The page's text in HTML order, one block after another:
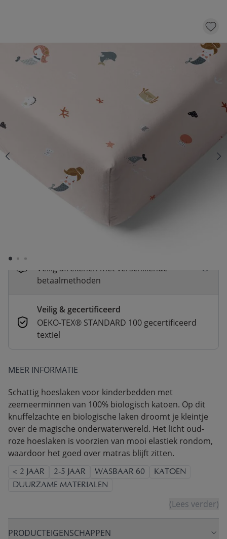
PEUTERBED HOESLAKEN 70X140 CM
KLIK EN BESTEL
Op voorraad
Veilig afrekenen met verschillende
betaalmethoden
Veilig & gecertificeerd
OEKO-TEX® STANDARD 100 gecertificeerd
textiel
MEER INFORMATIE
Schattig hoeslaken voor kinderbedden met
zeemeerminnen van 100% biologisch katoen. Op dit
knuffelzachte en biologische laken droomt je kleintje
over de magische onderwaterwereld. Het licht oud-
roze hoeslaken is voorzien van mooi elastiek rondom,
waardoor het goed over matras blijft zitten.
< 2 JAAR 2-5 JAAR WASBAAR 60
KATOEN
DUURZAME MATERIALEN
(Lees verder)
PRODUCTEIGENSCHAPPEN